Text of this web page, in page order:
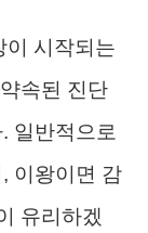
이 시작되는
속된 진단
일반적으로
이왕이면 감
유리하겠